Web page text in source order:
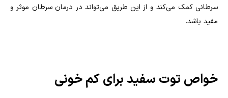
سرطانی کمک می‌کند و از این طریق می‌تواند در درمان سرطان موثر و
مفید باشد.
خواص توت سفید برای کم خونی